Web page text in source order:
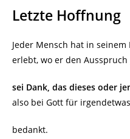
Letzte Hoffnung
Jeder Mensch hat in
erlebt, wo er den Ausspruch
sei Dank, das dieses oder
also bei Gott für irgendetwas
bedankt.